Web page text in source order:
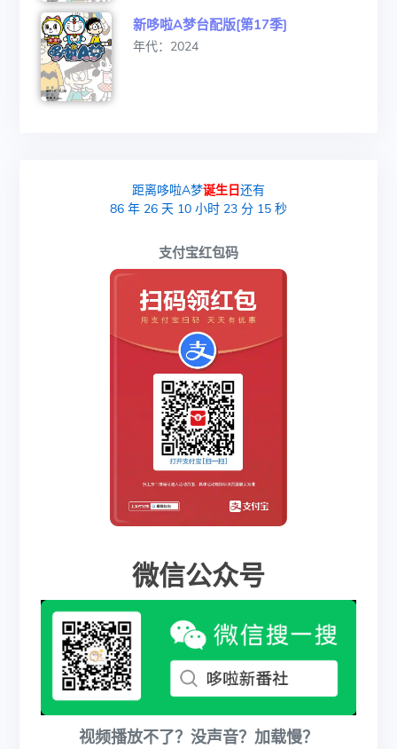
新哆啦A梦台配版[第17季]
年代：2024
距离哆啦A梦诞生日还有
86 年26 天10 小时23 分15 秒
支付宝红包码
微信公众号
视频播放不了？没声音？加载慢？